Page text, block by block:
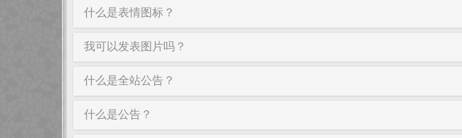
什么是表情图标？
我可以发表图片吗？
什么是全站公告？
什么是公告？